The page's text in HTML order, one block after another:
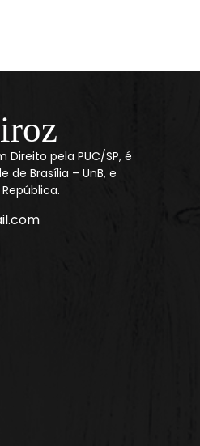
Direito pela PUC/SP, é
de Brasília – UnB, e